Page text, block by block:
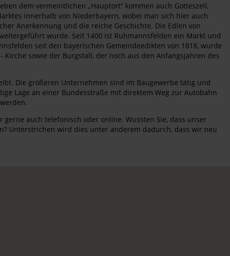
dem vermeintlichen „Hauptort“ kommen auch Gotteszell,
innerhalb von Niederbayern, wobei man sich hier auch
Anerkennung und die reiche Geschichte. Die Edlen von
wurde. Seit 1400 ist Ruhmannsfelden ein Markt und
seit den bayerischen Gemeindeedikten von 1818, wurde
sowie der Burgstall, der noch aus den Anfangsjahren des
Die größeren Unternehmen sind im Baugewerbe tätig und
Lage an einer Bundesstraße mit direktem Weg zur Autobahn
auch telefonisch oder online. Wussten Sie, dass unser
Unterstrichen wird dies unter anderem dadurch, dass wir neu